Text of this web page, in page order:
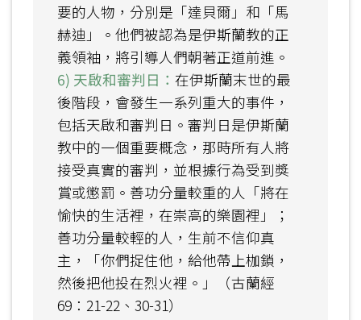
要的人物，分別是「達貝爾」和「馬
赫迪」。他們被認為是伊斯蘭教的正
義領袖，將引導人們朝著正道前進。
6) 天啟和審判日：在伊斯蘭末世的最
後階段，會發生一系列重大的事件，
包括天啟和審判日。審判日是伊斯蘭
教中的一個重要概念，那時所有人將
接受真實的審判，並根據行為受到獎
賞或懲罰。善功分量較重的人「將在
愉快的生活裡，在崇高的樂園裡」；
善功分量較輕的人，生前不信仰真
主，「你們捉住他，給他帶上枷鎖，
然後把他投在烈火裡。」（古蘭經
69：21-22、30-31）